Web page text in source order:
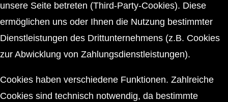
unsere Seite betreten (Third-Party-Cookies). Diese
ermöglichen uns oder Ihnen die Nutzung bestimmter
Dienstleistungen des Drittunternehmens (z.B. Cookies
zur Abwicklung von Zahlungsdienstleistungen).
Cookies haben verschiedene Funktionen. Zahlreiche
Cookies sind technisch notwendig, da bestimmte